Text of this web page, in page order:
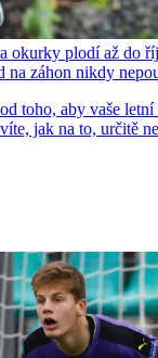
okurky plodí až do
na záhon nikdy
toho, aby vaše
jak na to, určitě